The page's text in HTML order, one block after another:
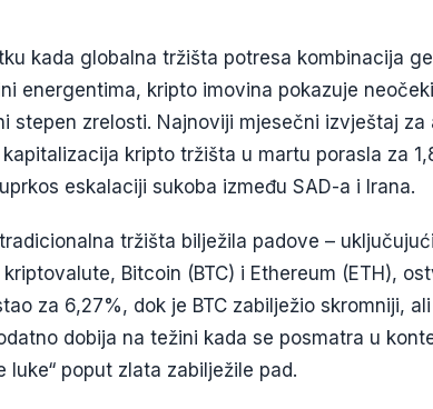
kada globalna tržišta potresa kombinacija
energentima, kripto imovina pokazuje
stepen zrelosti. Najnoviji mjesečni izvještaj za
kapitalizacija kripto tržišta u martu porasla za
eskalaciji sukoba između SAD-a i Irana.
tržišta bilježila padove –
Bitcoin (BTC) i Ethereum (ETH),
za 6,27%, dok je BTC zabilježio skromniji,
dobija na težini kada se posmatra u
luke“ poput zlata zabilježile pad.